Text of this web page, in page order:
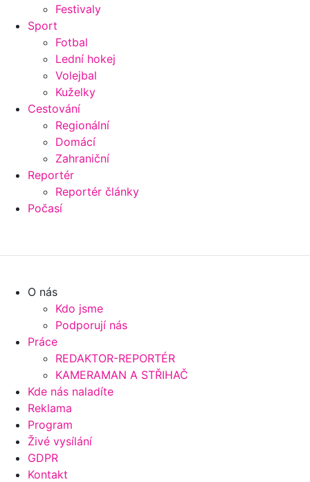
Festivaly
Sport
Fotbal
Lední hokej
Volejbal
Kuželky
Cestování
Regionální
Domácí
Zahraniční
Reportér
Reportér články
Počasí
O nás
Kdo jsme
Podporují nás
Práce
REDAKTOR-REPORTÉR
KAMERAMAN A STŘIHAČ
Kde nás naladíte
Reklama
Program
Živé vysílání
GDPR
Kontakt